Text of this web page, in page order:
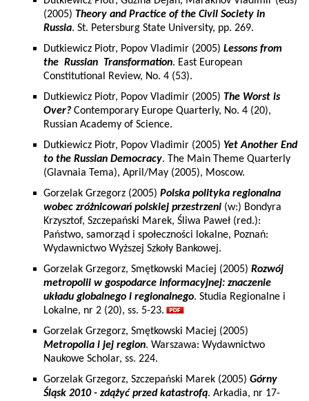
(2005) Theory and Practice of the Civil Society in
Russia. St. Petersburg State University, pp. 269.
Dutkiewicz Piotr, Popov Vladimir (2005) Lessons from
the Russian Transformation. East European
Constitutional Review, No. 4 (53).
Dutkiewicz Piotr, Popov Vladimir (2005) The Worst is
Over? Contemporary Europe Quarterly, No. 4 (20),
Russian Academy of Science.
Dutkiewicz Piotr, Popov Vladimir (2005) Yet Another End
to the Russian Democracy. The Main Theme Quarterly
(Glavnaia Tema), April/May (2005), Moscow.
Gorzelak Grzegorz (2005) Polska polityka regionalna
wobec zróżnicowań polskiej przestrzeni (w:) Bondyra
Krzysztof, Szczepański Marek, Śliwa Paweł (red.):
Państwo, samorząd i społeczności lokalne, Poznań:
Wydawnictwo Wyższej Szkoły Bankowej.
Gorzelak Grzegorz, Smętkowski Maciej (2005) Rozwój
metropolii w gospodarce informacyjnej: znaczenie
układu globalnego i regionalnego. Studia Regionalne i
Lokalne, nr 2 (20), ss. 5-23.
Gorzelak Grzegorz, Smętkowski Maciej (2005)
Metropolia i jej region. Warszawa: Wydawnictwo
Naukowe Scholar, ss. 224.
Gorzelak Grzegorz, Szczepański Marek (2005) Górny
Śląsk 2010 - zdążyć przed katastrofą. Arkadia, nr 17-